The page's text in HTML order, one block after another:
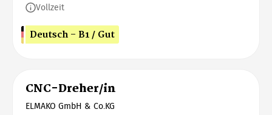
Vollzeit
Deutsch - B1 / Gut
CNC-Dreher/in
ELMAKO GmbH & Co.KG